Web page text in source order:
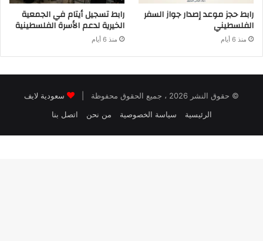
رابط حجز موعد إصدار جواز السفر
الفلسطيني
منذ 6 أيام
رابط تسجيل أيتام في الجمعية
الخيرية لدعم الأسرة الفلسطينية
منذ 6 أيام
© حقوق النشر 2026 ، جميع الحقوق محفوظة |
سعودية لايف
الرئيسية
سياسة الخصوصية من نحن اتصل بنا